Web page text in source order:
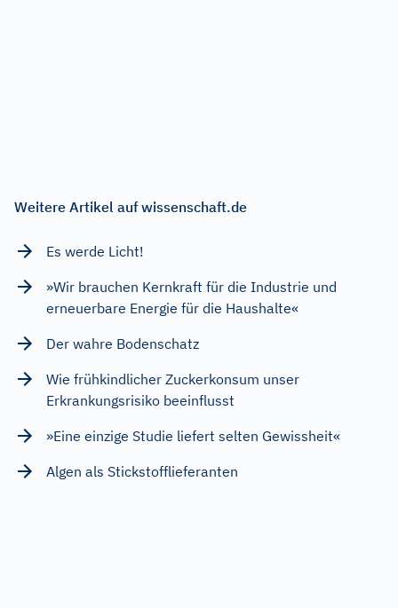
Weitere Artikel auf wissenschaft.de
Es werde Licht!
»Wir brauchen Kernkraft für die Industrie und
erneuerbare Energie für die Haushalte«
Der wahre Bodenschatz
Wie frühkindlicher Zuckerkonsum unser
Erkrankungsrisiko beeinflusst
»Eine einzige Studie liefert selten Gewissheit«
Algen als Stickstofflieferanten